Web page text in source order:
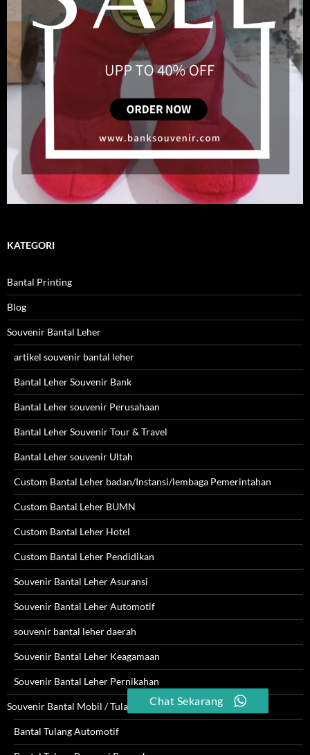
KATEGORI
Bantal Printing
Blog
Souvenir Bantal Leher
artikel souvenir bantal leher
Bantal Leher Souvenir Bank
Bantal Leher souvenir Perusahaan
Bantal Leher Souvenir Tour & Travel
Bantal Leher souvenir Ultah
Custom Bantal Leher badan/Instansi/lembaga Pemerintahan
Custom Bantal Leher BUMN
Custom Bantal Leher Hotel
Custom Bantal Leher Pendidikan
Souvenir Bantal Leher Asuransi
Souvenir Bantal Leher Automotif
souvenir bantal leher daerah
Souvenir Bantal Leher Keagamaan
Souvenir Bantal Leher Pernikahan
Souvenir Bantal Mobil / Tulang
Bantal Tulang Automotif
Chat Sekarang